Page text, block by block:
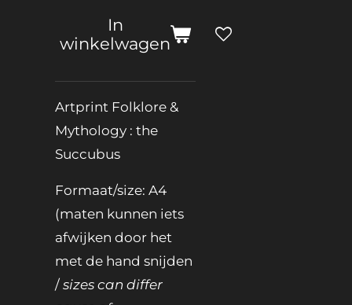
In
winkelwagen
Artprint Folklore &
Mythology : the
Succubus
Formaat/size: A4
(maten kunnen iets
afwijken door het
met de hand snijden
/ sizes can differ